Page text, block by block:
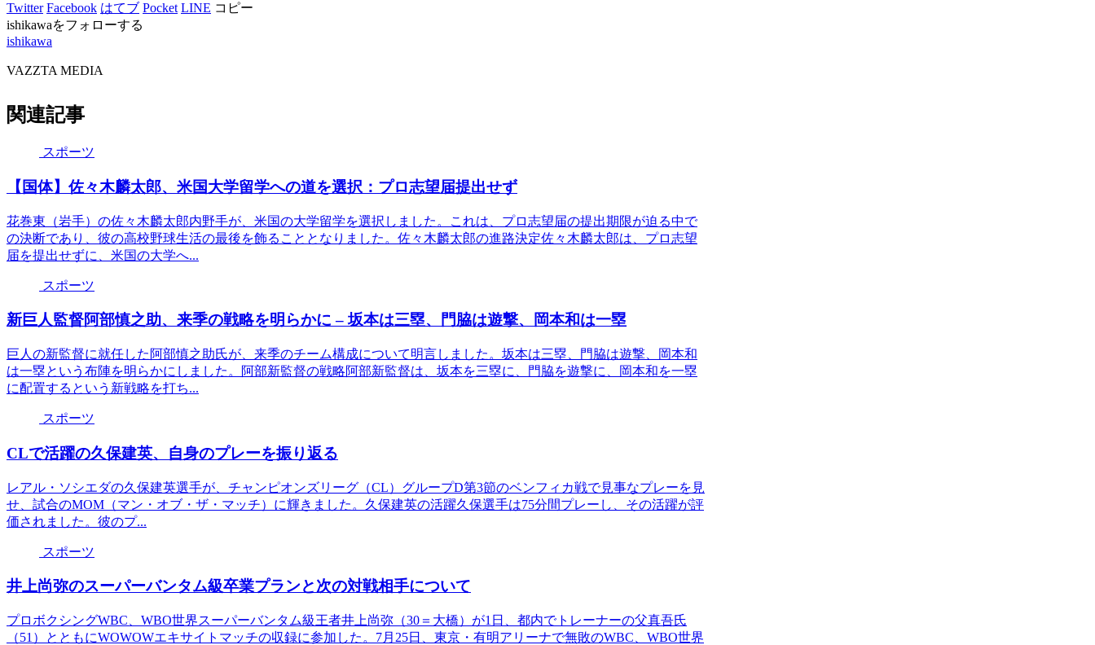
Twitter Facebook はてブ Pocket LINE コピー
ishikawaをフォローする
ishikawa
VAZZTA MEDIA
関連記事
スポーツ
【国体】佐々木麟太郎、米国大学留学への道を選択：プロ志望届提出せず
花巻東（岩手）の佐々木麟太郎内野手が、米国の大学留学を選択しました。これは、プロ志望届の提出期限が迫る中で
の決断であり、彼の高校野球生活の最後を飾ることとなりました。佐々木麟太郎の進路決定佐々木麟太郎は、プロ志望
届を提出せずに、米国の大学へ...
スポーツ
新巨人監督阿部慎之助、来季の戦略を明らかに – 坂本は三塁、門脇は遊撃、岡本和は一塁
巨人の新監督に就任した阿部慎之助氏が、来季のチーム構成について明言しました。坂本は三塁、門脇は遊撃、岡本和
は一塁という布陣を明らかにしました。阿部新監督の戦略阿部新監督は、坂本を三塁に、門脇を遊撃に、岡本和を一塁
に配置するという新戦略を打ち...
スポーツ
CLで活躍の久保建英、自身のプレーを振り返る
レアル・ソシエダの久保建英選手が、チャンピオンズリーグ（CL）グループD第3節のベンフィカ戦で見事なプレーを見
せ、試合のMOM（マン・オブ・ザ・マッチ）に輝きました。久保建英の活躍久保選手は75分間プレーし、その活躍が評
価されました。彼のプ...
スポーツ
井上尚弥のスーパーバンタム級卒業プランと次の対戦相手について
プロボクシングWBC、WBO世界スーパーバンタム級王者井上尚弥（30＝大橋）が1日、都内でトレーナーの父真吾氏
（51）とともにWOWOWエキサイトマッチの収録に参加した。7月25日、東京・有明アリーナで無敗のWBC、WBO世界